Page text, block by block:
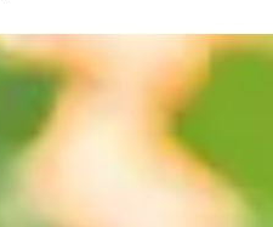
zijn onderscheiding zien.